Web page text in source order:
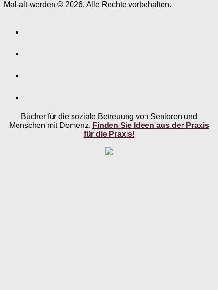
Mal-alt-werden © 2026. Alle Rechte vorbehalten.
Bücher für die soziale Betreuung von Senioren und
Menschen mit Demenz. Finden Sie Ideen aus der Praxis
für die Praxis!